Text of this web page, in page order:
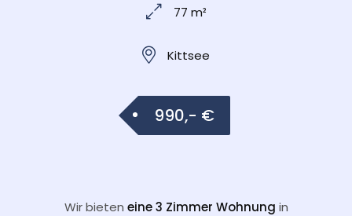
77 m²
Kittsee
990,- €
Wir bieten eine 3 Zimmer Wohnung in